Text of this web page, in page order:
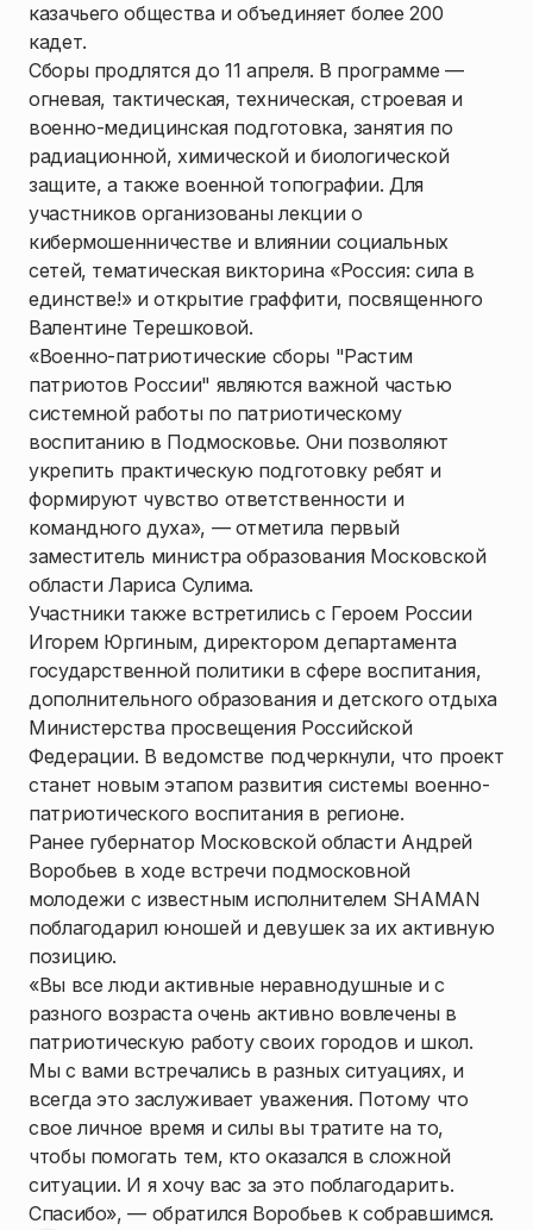
казачьего общества и объединяет более 200
кадет.
Сборы продлятся до 11 апреля. В программе —
огневая, тактическая, техническая, строевая и
военно-медицинская подготовка, занятия по
радиационной, химической и биологической
защите, а также военной топографии. Для
участников организованы лекции о
кибермошенничестве и влиянии социальных
сетей, тематическая викторина «Россия: сила в
единстве!» и открытие граффити, посвященного
Валентине Терешковой.
«Военно-патриотические сборы "Растим
патриотов России" являются важной частью
системной работы по патриотическому
воспитанию в Подмосковье. Они позволяют
укрепить практическую подготовку ребят и
формируют чувство ответственности и
командного духа», — отметила первый
заместитель министра образования Московской
области Лариса Сулима.
Участники также встретились с Героем России
Игорем Юргиным, директором департамента
государственной политики в сфере воспитания,
дополнительного образования и детского отдыха
Министерства просвещения Российской
Федерации. В ведомстве подчеркнули, что проект
станет новым этапом развития системы военно-
патриотического воспитания в регионе.
Ранее губернатор Московской области Андрей
Воробьев в ходе встречи подмосковной
молодежи с известным исполнителем SHAMAN
поблагодарил юношей и девушек за их активную
позицию.
«Вы все люди активные неравнодушные и с
разного возраста очень активно вовлечены в
патриотическую работу своих городов и школ.
Мы с вами встречались в разных ситуациях, и
всегда это заслуживает уважения. Потому что
свое личное время и силы вы тратите на то,
чтобы помогать тем, кто оказался в сложной
ситуации. И я хочу вас за это поблагодарить.
Спасибо», — обратился Воробьев к собравшимся.